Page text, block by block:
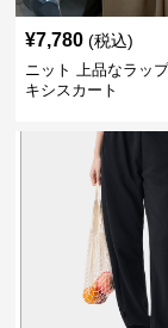
¥7,780 (税込)
ニット 上品なラッ
キシスカート